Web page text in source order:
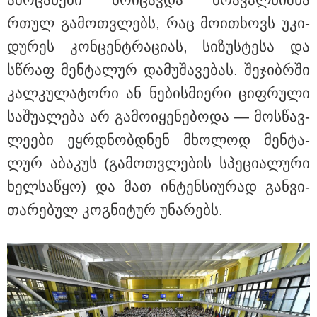
18:51 / 08-08-2026
"ზურგს უკან ლაჩრულად მომეპარნენ და თავს
დამარტყმევინეს, მირტყეს მუშტები" - რას ჰყვება
კურიერი, რომელსაც არასრულწლოვანები სასტიკად
გაუსწორდნენ?
რთულ გა­მოთ­ვლებს, რაც მო­ი­თხოვს უკი­
დუ­რეს კონ­ცენ­ტრა­ცი­ას, სი­ზუს­ტე­სა და
სწრაფ მენ­ტა­ლურ და­მუ­შა­ვე­ბას. შე­ჯიბრში
კალ­კუ­ლა­ტო­რი ან ნე­ბის­მი­ე­რი ციფ­რუ­ლი
სა­შუ­ა­ლე­ბა არ გა­მო­ი­ყე­ნე­ბო­და — მოს­წავ­
ლე­ე­ბი ეყ­რდნობ­დნენ მხო­ლოდ მენ­ტა­
ლურ აბა­კუს (გა­მოთ­ვლე­ბის სპე­ცი­ა­ლუ­რი
ხელ­სა­წყო) და მათ ინ­ტენ­სი­უ­რად გან­ვი­
თა­რე­ბულ კოგ­ნი­ტურ უნა­რებს.